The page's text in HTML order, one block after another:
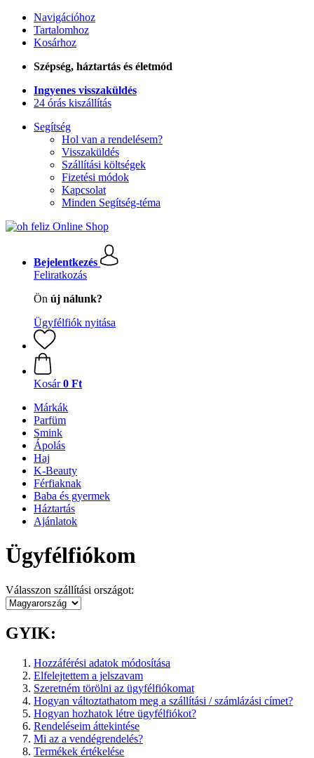
Navigációhoz
Tartalomhoz
Kosárhoz
Szépség, háztartás és életmód
Ingyenes visszaküldés
24 órás kiszállítás
Segítség
Hol van a rendelésem?
Visszaküldés
Szállítási költségek
Fizetési módok
Kapcsolat
Minden Segítség-téma
Bejelentkezés
Feliratkozás
Ön új nálunk?
Ügyfélfiók nyitása
Kosár 0 Ft
Márkák
Parfüm
Smink
Ápolás
Haj
K-Beauty
Férfiaknak
Baba és gyermek
Háztartás
Ajánlatok
Ügyfélfiókom
Válasszon szállítási országot:
GYIK:
Hozzáférési adatok módosítása
Elfelejtettem a jelszavam
Szeretném törölni az ügyfélfiókomat
Hogyan változtathatom meg a szállítási / számlázási címet?
Hogyan hozhatok létre ügyfélfiókot?
Rendeléseim áttekintése
Mi az a vendégrendelés?
Termékek értékelése